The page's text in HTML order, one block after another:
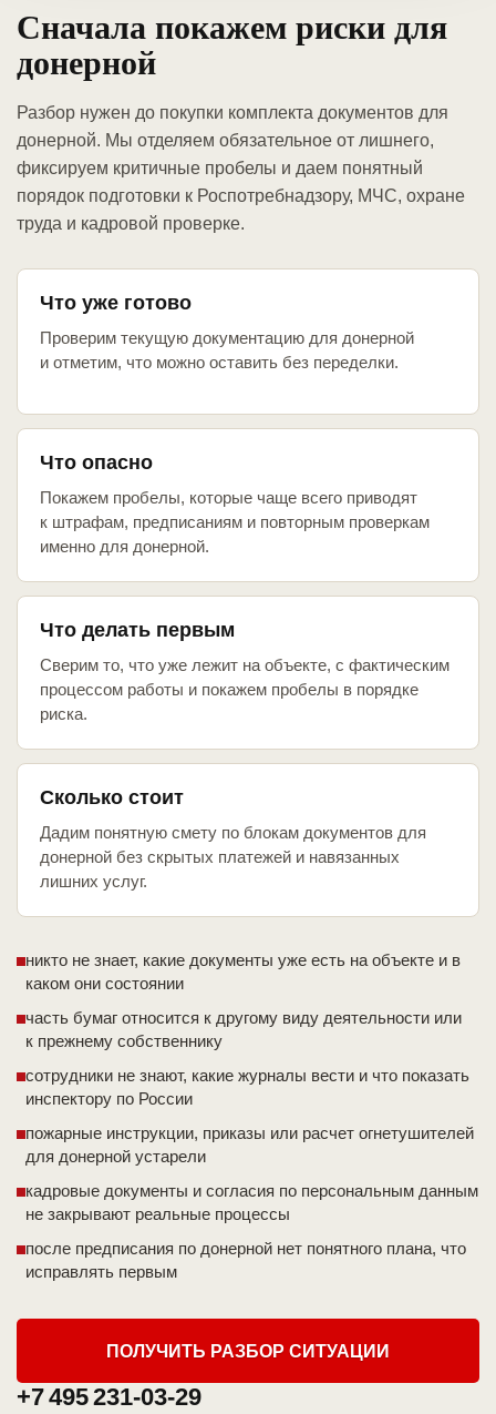
Сначала покажем риски для
донерной
Разбор нужен до покупки комплекта документов для
донерной. Мы отделяем обязательное от лишнего,
фиксируем критичные пробелы и даем понятный
порядок подготовки к Роспотребнадзору, МЧС, охране
труда и кадровой проверке.
Что уже готово
Проверим текущую документацию для донерной
и отметим, что можно оставить без переделки.
Что опасно
Покажем пробелы, которые чаще всего приводят
к штрафам, предписаниям и повторным проверкам
именно для донерной.
Что делать первым
Сверим то, что уже лежит на объекте, с фактическим
процессом работы и покажем пробелы в порядке
риска.
Сколько стоит
Дадим понятную смету по блокам документов для
донерной без скрытых платежей и навязанных
лишних услуг.
никто не знает, какие документы уже есть на объекте и в
каком они состоянии
часть бумаг относится к другому виду деятельности или
к прежнему собственнику
сотрудники не знают, какие журналы вести и что показать
инспектору по России
пожарные инструкции, приказы или расчет огнетушителей
для донерной устарели
кадровые документы и согласия по персональным данным
не закрывают реальные процессы
после предписания по донерной нет понятного плана, что
исправлять первым
ПОЛУЧИТЬ РАЗБОР СИТУАЦИИ
+7 495 231-03-29